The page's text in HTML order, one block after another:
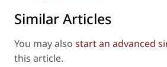
Similar Articles
You may also start an advanced
this article.